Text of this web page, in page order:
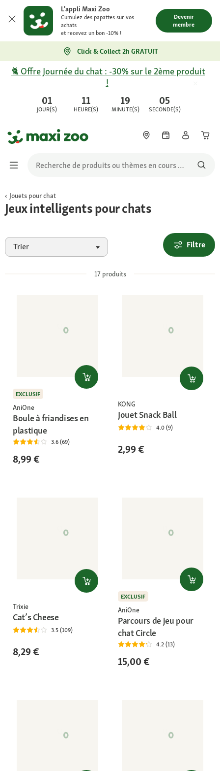
L'appli Maxi Zoo
Cumulez des papattes sur vos
achats
et recevez un bon -10% !
Devenir
membre
Click & Collect 2h GRATUIT
01
JOUR(S)
11
HEURE(S)
19
MINUTE(S)
05
SECONDE(S)
🐈 Offre Journée du chat : -30% sur le 2ème produit
!
Jouets pour chat
Jeux intelligents pour chats
Trier Filtre
17produits
EXCLUSIF
AniOne
Boule à friandises en
plastique
3.6 (69)
8,99 €
KONG
Jouet Snack Ball
4.0 (9)
2,99 €
Trixie
Cat’s Cheese
3.5 (109)
8,29 €
EXCLUSIF
AniOne
Parcours de jeu pour
chat Circle
4.2 (13)
15,00 €